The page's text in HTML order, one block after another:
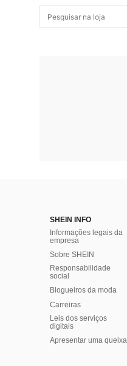
SHEIN INFO
Informações legais da
empresa
Sobre SHEIN
Responsabilidade
social
Blogueiros da moda
Carreiras
Leis dos serviços
digitais
Apresentar uma queixa